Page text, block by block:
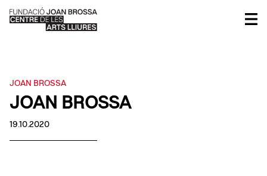
JOAN BROSSA
JOAN BROSSA
19.10.2020